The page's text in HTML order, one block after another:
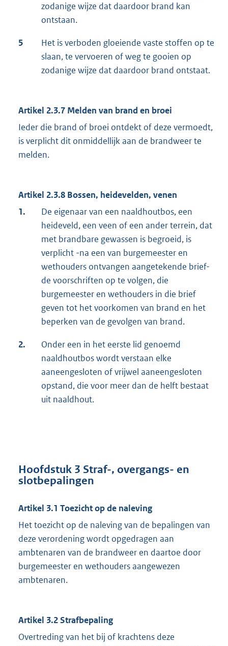
zodanige wijze dat daardoor brand kan
ontstaan.
5
Het is verboden gloeiende vaste stoffen op te
slaan, te vervoeren of weg te gooien op
zodanige wijze dat daardoor brand ontstaat.
Artikel 2.3.7 Melden van brand en broei
Ieder die brand of broei ontdekt of deze vermoedt,
is verplicht dit onmiddellijk aan de brandweer te
melden.
Artikel 2.3.8 Bossen, heidevelden, venen
1.
De eigenaar van een naaldhoutbos, een
heideveld, een veen of een ander terrein, dat
met brandbare gewassen is begroeid, is
verplicht -na een van burgemeester en
wethouders ontvangen aangetekende brief-
de voorschriften op te volgen, die
burgemeester en wethouders in die brief
geven tot het voorkomen van brand en het
beperken van de gevolgen van brand.
2.
Onder een in het eerste lid genoemd
naaldhoutbos wordt verstaan elke
aaneengesloten of vrijwel aaneengesloten
opstand, die voor meer dan de helft bestaat
uit naaldhout.
Hoofdstuk 3 Straf-, overgangs- en
slotbepalingen
Artikel 3.1 Toezicht op de naleving
Het toezicht op de naleving van de bepalingen van
deze verordening wordt opgedragen aan
ambtenaren van de brandweer en daartoe door
burgemeester en wethouders aangewezen
ambtenaren.
Artikel 3.2 Strafbepaling
Overtreding van het bij of krachtens deze